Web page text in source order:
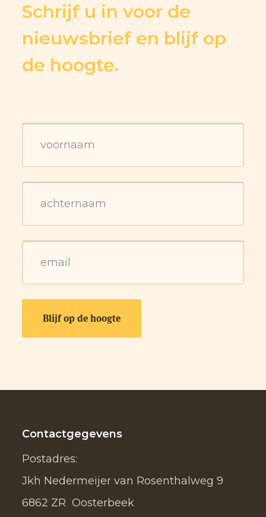
Schrijf u in voor de
nieuwsbrief en blijf op
de hoogte.
Contactgegevens
Postadres:
Jkh Nedermeijer van Rosenthalweg 9
6862 ZR Oosterbeek